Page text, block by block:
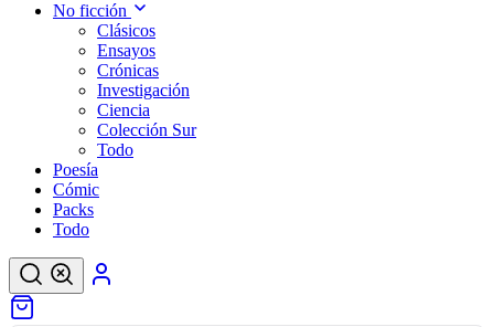
No ficción
Clásicos
Ensayos
Crónicas
Investigación
Ciencia
Colección Sur
Todo
Poesía
Cómic
Packs
Todo